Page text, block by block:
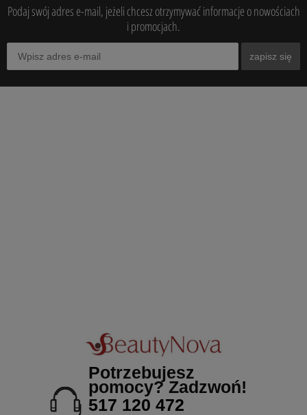
Podaj swój adres e-mail, jeżeli chcesz otrzymywać informacje o nowościach
i promocjach.
zapisz się
Potrzebujesz
pomocy? Zadzwoń!
517 120 472